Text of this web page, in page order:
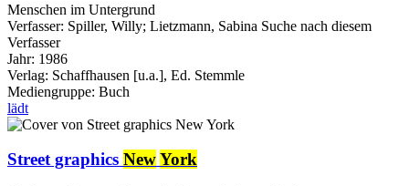
Menschen im Untergrund
Verfasser: Spiller, Willy; Lietzmann, Sabina Suche nach diesem
Verfasser
Jahr: 1986
Verlag: Schaffhausen [u.a.], Ed. Stemmle
Mediengruppe: Buch
lädt
Street graphics NewYork